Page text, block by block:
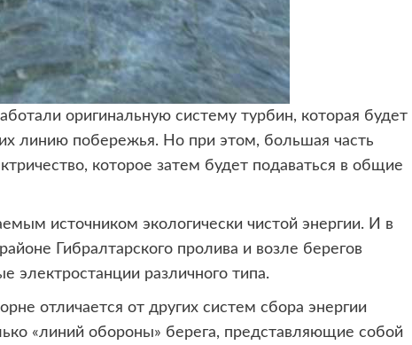
оригинальную систему турбин, которая будет
линию побережья. Но при этом, большая часть
которое затем будет подаваться в общие
источником экологически чистой энергии. И в
Гибралтарского пролива и возле берегов
различного типа.
отличается от других систем сбора энергии
«линий обороны» берега, представляющие собой